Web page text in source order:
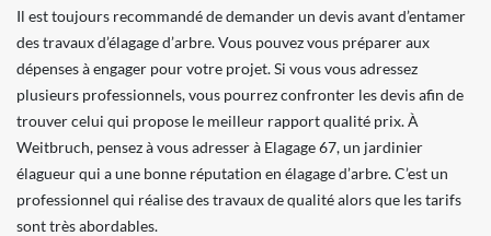
Il est toujours recommandé de demander un devis avant d’entamer
des travaux d’élagage d’arbre. Vous pouvez vous préparer aux
dépenses à engager pour votre projet. Si vous vous adressez
plusieurs professionnels, vous pourrez confronter les devis afin de
trouver celui qui propose le meilleur rapport qualité prix. À
Weitbruch, pensez à vous adresser à Elagage 67, un jardinier
élagueur qui a une bonne réputation en élagage d’arbre. C’est un
professionnel qui réalise des travaux de qualité alors que les tarifs
sont très abordables.